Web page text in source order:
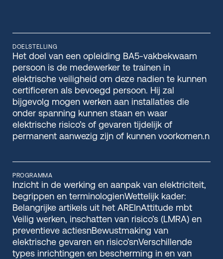
DOELSTELLING
Het doel van een opleiding BA5-vakbekwaam
persoon is de medewerker te trainen in
elektrische veiligheid om deze nadien te kunnen
certificeren als bevoegd persoon. Hij zal
bijgevolg mogen werken aan installaties die
onder spanning kunnen staan en waar
elektrische risico’s of gevaren tijdelijk of
permanent aanwezig zijn of kunnen voorkomen.n
PROGRAMMA
Inzicht in de werking en aanpak van elektriciteit,
begrippen en terminologienWettelijk kader:
Belangrijke artikels uit het AREInAttitude mbt
Veilig werken, inschatten van risico’s (LMRA) en
preventieve actiesnBewustmaking van
elektrische gevaren en risico’snVerschillende
types inrichtingen en bescherming in en van